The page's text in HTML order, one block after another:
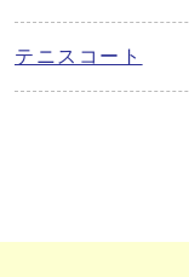
テニスコート